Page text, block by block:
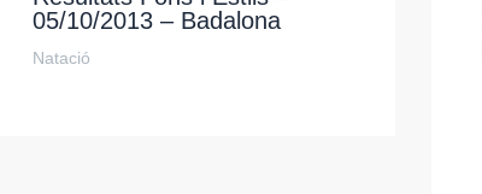
05/10/2013 – Badalona
Natació